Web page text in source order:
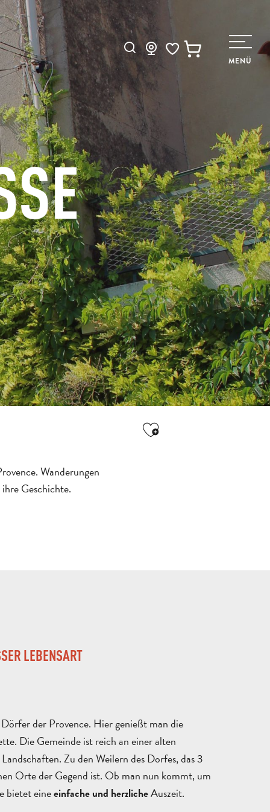
Suche MENÜ
Wanderungen
Geschichte.
Ajouter aux
LEBENSART E
der Provence. Hier genießt man die
Die Gemeinde ist reich an einer alten
Zu den Weilern des Dorfes, das 3
Orte der Gegend ist. Ob man nun kommt, um
bietet eineeinfache und herzlicheAuszeit.